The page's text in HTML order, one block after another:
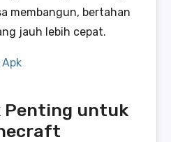
membangun, bertahan
jauh lebih cepat.
Penting untuk